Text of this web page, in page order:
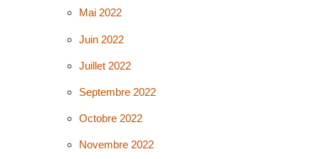
Mai 2022
Juin 2022
Juillet 2022
Septembre 2022
Octobre 2022
Novembre 2022